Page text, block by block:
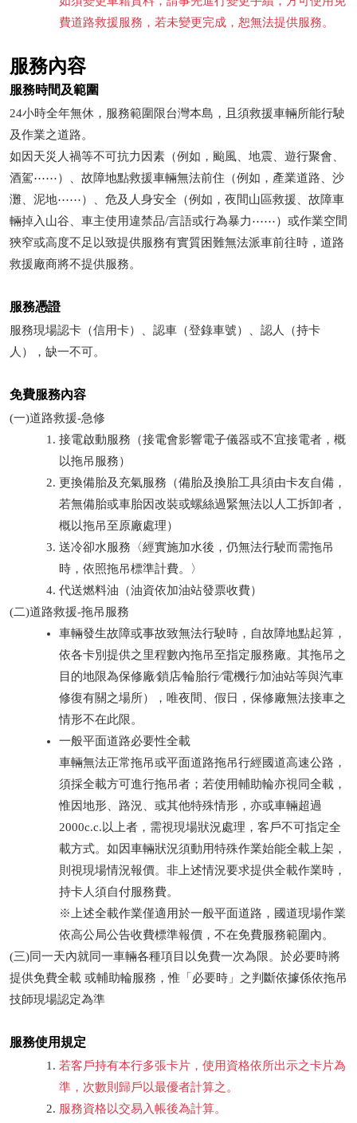
費道路救援服務，若未變更完成，恕無法提供服務。
服務內容
服務時間及範圍
24小時全年無休，服務範圍限台灣本島，且須救援車輛所能行駛
及作業之道路。
如因天災人禍等不可抗力因素（例如，颱風、地震、遊行聚會、
酒駕⋯⋯）、故障地點救援車輛無法前住（例如，產業道路、沙
灘、泥地⋯⋯）、危及人身安全（例如，夜間山區救援、故障車
輛掉入山谷、車主使用違禁品/言語或行為暴力⋯⋯）或作業空間
狹窄或高度不足以致提供服務有實質困難無法派車前往時，道路
救援廠商將不提供服務。
服務憑證
服務現場認卡（信用卡）、認車（登錄車號）、認人（持卡
人），缺一不可。
免費服務內容
(一)道路救援-急修
接電啟動服務（接電會影響電子儀器或不宜接電者，概
以拖吊服務）
更換備胎及充氣服務（備胎及換胎工具須由卡友自備，
若無備胎或車胎因改裝或螺絲過緊無法以人工拆卸者，
概以拖吊至原廠處理）
送冷卻水服務〈經實施加水後，仍無法行駛而需拖吊
時，依照拖吊標準計費。〉
代送燃料油（油資依加油站發票收費）
(二)道路救援-拖吊服務
車輛發生故障或事故致無法行駛時，自故障地點起算，
依各卡別提供之里程數內拖吊至指定服務廠。其拖吊之
目的地限為保修廠∕鎖店∕輪胎行∕電機行∕加油站等與汽車
修復有關之場所），唯夜間、假日，保修廠無法接車之
情形不在此限。
一般平面道路必要性全載
車輛無法正常拖吊或平面道路拖吊行經國道高速公路，
須採全載方可進行拖吊者；若使用輔助輪亦視同全載，
惟因地形、路況、或其他特殊情形，亦或車輛超過
2000c.c.以上者，需視現場狀況處理，客戶不可指定全
載方式。如因車輛狀況須動用特殊作業始能全載上架，
則視現場情況報價。非上述情況要求提供全載作業時，
持卡人須自付服務費。
※上述全載作業僅適用於一般平面道路，國道現場作業
依高公局公告收費標準報價，不在免費服務範圍內。
(三)同一天內就同一車輛各種項目以免費一次為限。於必要時將
提供免費全載 或輔助輪服務，惟「必要時」之判斷依據係依拖吊
技師現場認定為準
服務使用規定
若客戶持有本行多張卡片，使用資格依所出示之卡片為
準，次數則歸戶以最優者計算之。
服務資格以交易入帳後為計算。